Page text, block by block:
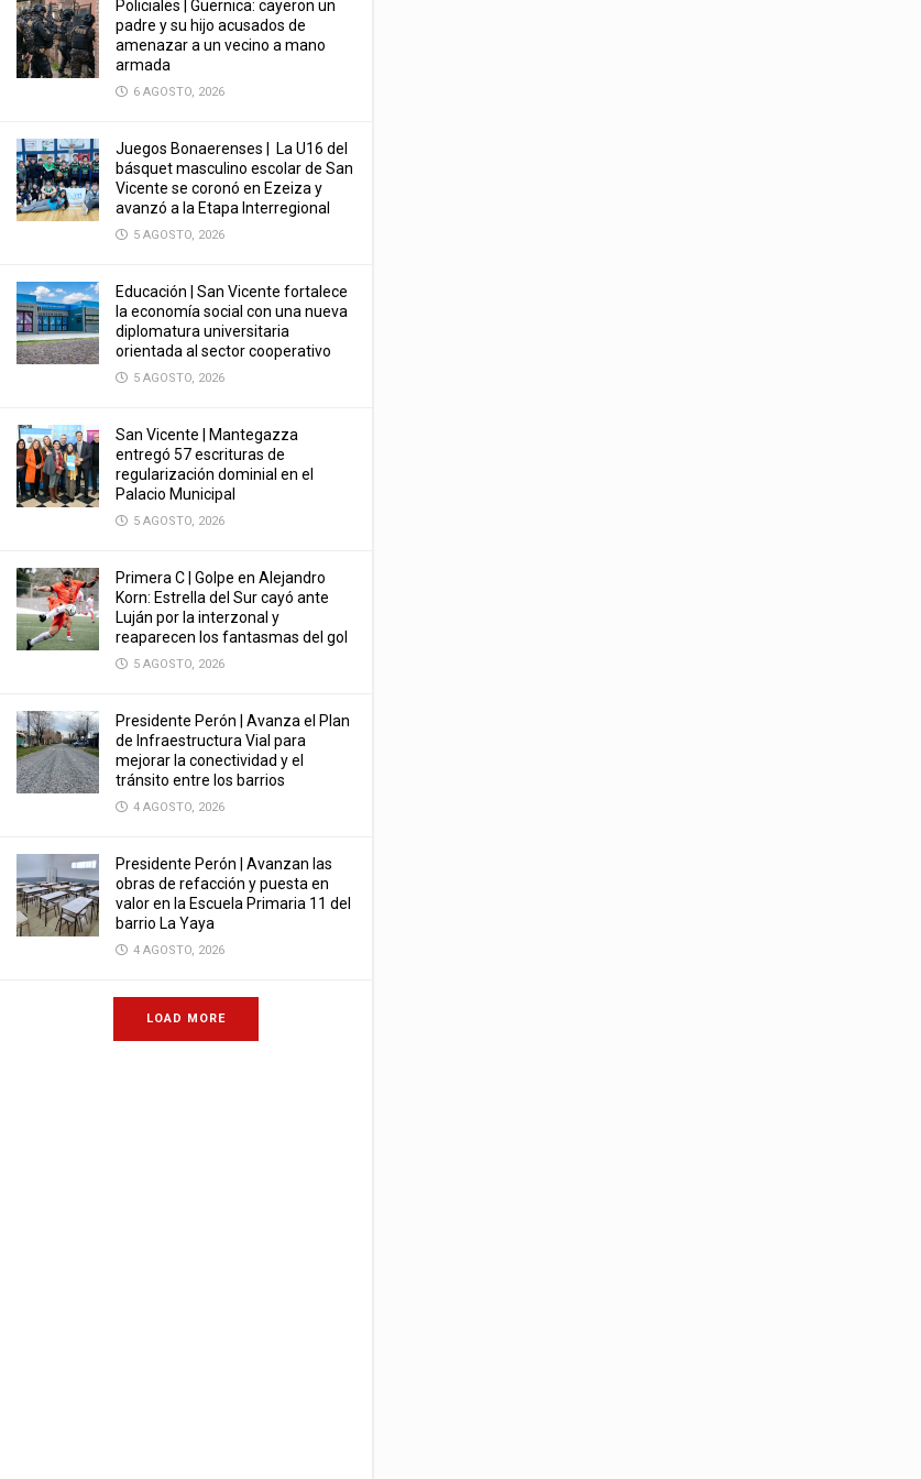
Policiales | Guernica: cayeron un
padre y su hijo acusados de
amenazar a un vecino a mano
armada
6 AGOSTO, 2026
Juegos Bonaerenses | La U16 del
básquet masculino escolar de San
Vicente se coronó en Ezeiza y
avanzó a la Etapa Interregional
5 AGOSTO, 2026
Educación | San Vicente fortalece
la economía social con una nueva
diplomatura universitaria
orientada al sector cooperativo
5 AGOSTO, 2026
San Vicente | Mantegazza
entregó 57 escrituras de
regularización dominial en el
Palacio Municipal
5 AGOSTO, 2026
Primera C | Golpe en Alejandro
Korn: Estrella del Sur cayó ante
Luján por la interzonal y
reaparecen los fantasmas del gol
5 AGOSTO, 2026
Presidente Perón | Avanza el Plan
de Infraestructura Vial para
mejorar la conectividad y el
tránsito entre los barrios
4 AGOSTO, 2026
Presidente Perón | Avanzan las
obras de refacción y puesta en
valor en la Escuela Primaria 11 del
barrio La Yaya
4 AGOSTO, 2026
LOAD MORE